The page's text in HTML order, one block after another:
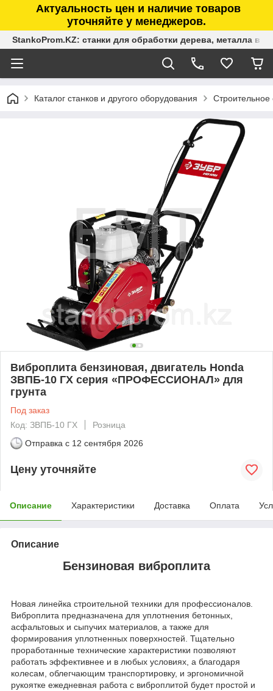
Актуальность цен и наличие товаров
уточняйте у менеджеров.
StankoProm.KZ: станки для обработки дерева, металла в
Каталог станков и другого оборудования Строительное
Виброплита бензиновая, двигатель Honda
ЗВПБ-10 ГХ серия «ПРОФЕССИОНАЛ» для
грунта
Под заказ
Код: ЗВПБ-10 ГХ
Розница
Отправка с 12 сентября 2026
Цену уточняйте
Описание Характеристики Доставка Оплата
Описание
Бензиновая виброплита
Новая линейка строительной техники для профессионалов.
Виброплита предназначена для уплотнения бетонных,
асфальтовых и сыпучих материалов, а также для
формирования уплотненных поверхностей. Тщательно
проработанные технические характеристики позволяют
работать эффективнее и в любых условиях, а благодаря
колесам, облегчающим транспортировку, и эргономичной
рукоятке ежедневная работа с виброплитой будет простой и